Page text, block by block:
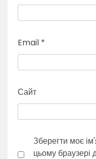
Email *
Сайт
Зберегти моє
цьому браузері